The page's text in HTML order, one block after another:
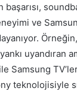
ve
uyandıran
Samsung
teknolojisiyle